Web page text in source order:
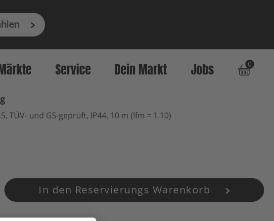
Märkte Service Dein Markt Jobs
0
TÜV- und GS-geprüft, IP44, 10 m (lfm = 1.10)
In den Reservierungs Warenkorb